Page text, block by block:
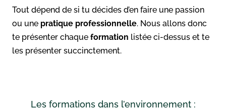
Tout dépend de si tu décides d’en faire une passion
ou une pratique professionnelle. Nous allons donc
te présenter chaque formation listée ci-dessus et te
les présenter succinctement.
Les formations dans l’environnement :